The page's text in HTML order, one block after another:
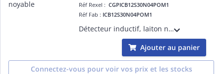
Réf Rexel :CGPICB12S30N04POM1
Réf Fab : ICB12S30N04POM1
Détecteur inductif, laiton nickelé M12, connecteur M12, Sn 4mm, montage non encastré, corps court, sortie PNP NO, Alimentation 10-36Vcc, courant de sortie max 200mA, fréquence commutation max 2kHz, température -25°C-+70°C IP67
Ajouter au panier
Connectez-vous pour voir vos prix et les stocks